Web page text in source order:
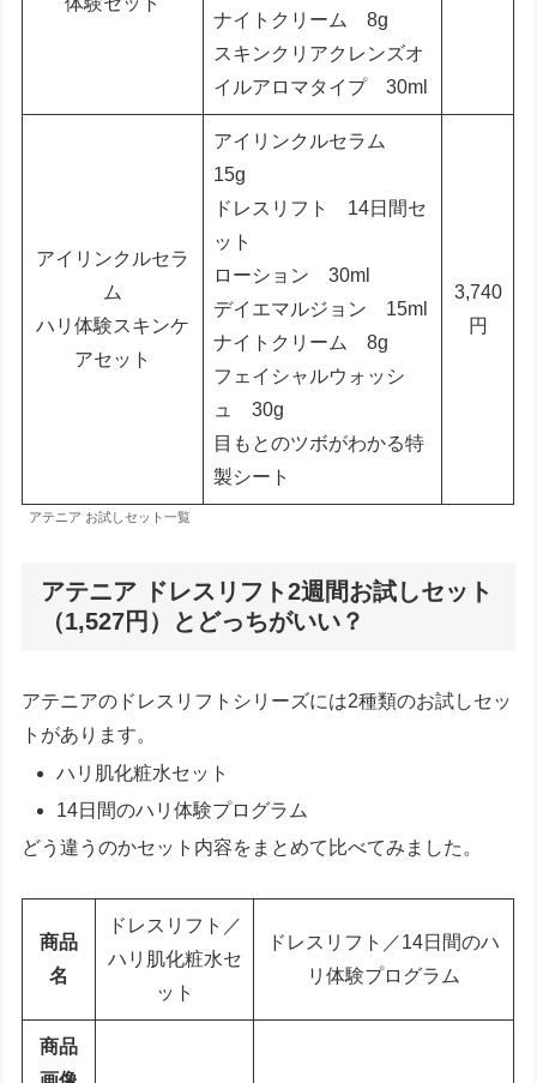
ナイトクリーム 8g
スキンクリアクレンズオ
イルアロマタイプ 30ml
アイリンクルセラ
ム
ハリ体験スキンケ
アセット
アイリンクルセラム
15g
ドレスリフト 14日間セ
ット
ローション 30ml
デイエマルジョン 15ml
ナイトクリーム 8g
フェイシャルウォッシ
ュ 30g
目もとのツボがわかる特
製シート
3,740
円
アテニア お試しセット一覧
アテニア ドレスリフト2週間お試しセット
（1,527円）とどっちがいい？
アテニアのドレスリフトシリーズには2種類のお試しセッ
トがあります。
ハリ肌化粧水セット
14日間のハリ体験プログラム
どう違うのかセット内容をまとめて比べてみました。
商品
名
ドレスリフト／
ハリ肌化粧水セ
ット
ドレスリフト／14日間のハ
リ体験プログラム
商品